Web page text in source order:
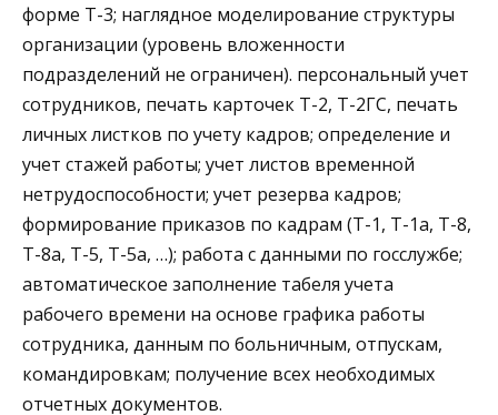
форме Т-3; наглядное моделирование структуры
организации (уровень вложенности
подразделений не ограничен). персональный учет
сотрудников, печать карточек Т-2, Т-2ГС, печать
личных листков по учету кадров; определение и
учет стажей работы; учет листов временной
нетрудоспособности; учет резерва кадров;
формирование приказов по кадрам (Т-1, Т-1а, Т-8,
Т-8а, Т-5, Т-5а, …); работа с данными по госслужбе;
автоматическое заполнение табеля учета
рабочего времени на основе графика работы
сотрудника, данным по больничным, отпускам,
командировкам; получение всех необходимых
отчетных документов.